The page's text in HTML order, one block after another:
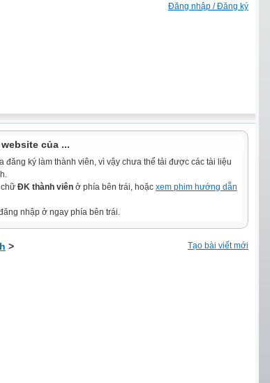
Đăng nhập / Đăng ký
của ...
đăng ký làm thành viên, vì vậy chưa thể tải được các tài liệu
ĐK thành viên ở phía bên trái, hoặc xem phim hướng dẫn
nhập ở ngay phía bên trái.
> Tạo bài viết mới